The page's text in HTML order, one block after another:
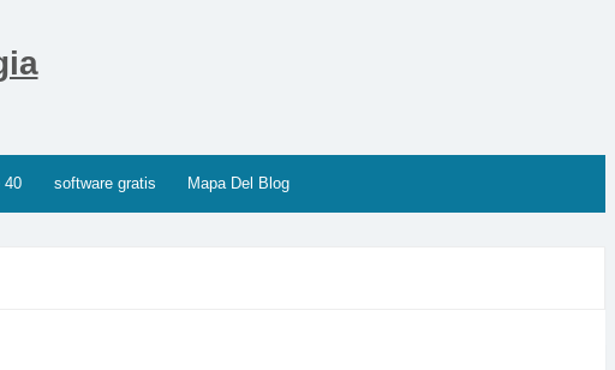
40 software gratis Mapa Del Blog